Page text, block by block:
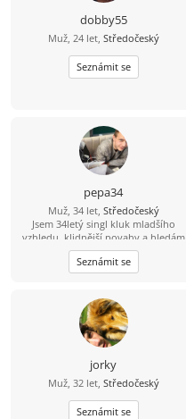
dobby55
Muž, 24 let, Středočeský
Seznámit se
pepa34
Muž, 34 let, Středočeský
Jsem 34letý singl kluk mladšího
vzhledu, klidnější povahy a hledám
hodnou ženu pro život. Mám rád
život, přírodu, sport a lidi se
smyslem pro humor. Hledáš
celý život? Tak se mi prosím ozvi
kdykoliv. Omlouvám se, ale na
nabídky starších žen přes 35
nereaguji.....
Seznámit se
jorky
Muž, 32 let, Středočeský
Seznámit se